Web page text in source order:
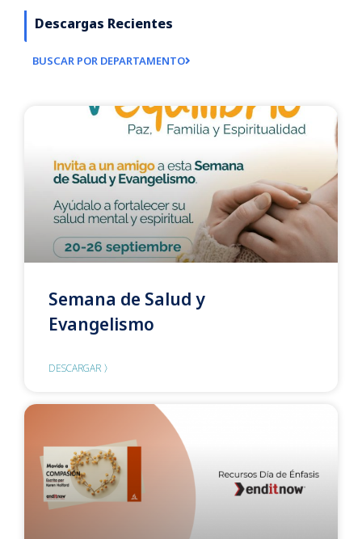
Descargas Recientes
BUSCAR POR DEPARTAMENTO
Semana de Salud y
Evangelismo
DESCARGAR 〉